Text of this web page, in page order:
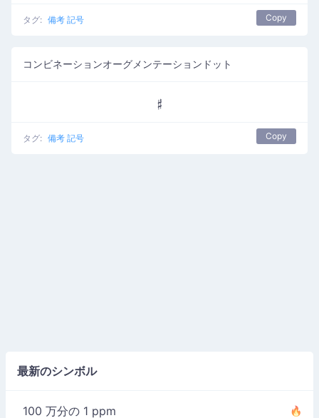
タグ: 備考 記号 Copy
コンビネーションオーグメンテーションドット
𝄰
タグ: 備考 記号 Copy
最新のシンボル
100 万分の 1 ppm